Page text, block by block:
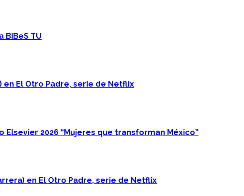
BIBeS TU
en El Otro Padre, serie de Netflix
2026 “Mujeres que transforman México”
en El Otro Padre, serie de Netflix